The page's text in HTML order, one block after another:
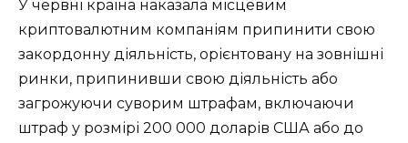
У червні країна наказала місцевим
криптовалютним компаніям припинити свою
закордонну діяльність, орієнтовану на зовнішні
ринки, припинивши свою діяльність або
загрожуючи суворим штрафам, включаючи
штраф у розмірі 200 000 доларів США або до